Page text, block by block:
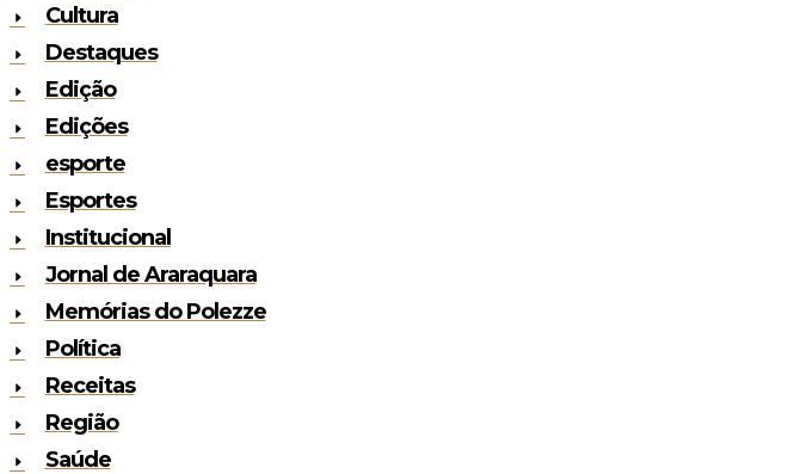
Cultura
Destaques
Edição
Edições
esporte
Esportes
Institucional
Jornal de Araraquara
Memórias do Polezze
Política
Receitas
Região
Saúde